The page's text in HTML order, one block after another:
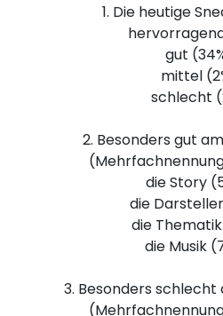
1. Die heutige
gut
mittel
schlecht
2. Besonders gut
die Story
die
die
die Musik
3. Besonders schlecht